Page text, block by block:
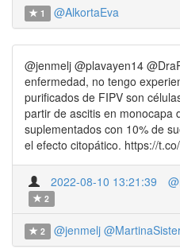
1 @AlkortaEva
@jenmelj @plavayen14
enfermedad, no tengo
purificados de FIPV son
partir de ascitis en monocapa
suplementados con 10% de
el efecto citopático. https://
2022-08-10 13:21:39
2
2 @jenmelj